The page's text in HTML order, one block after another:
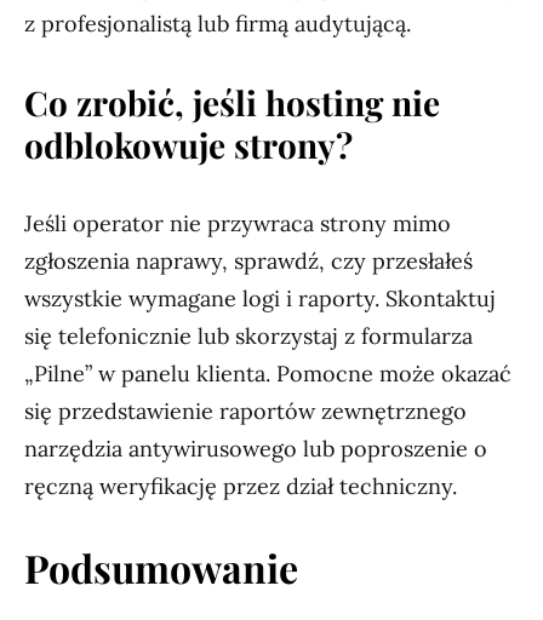
z profesjonalistą lub firmą audytującą.
Co zrobić, jeśli hosting nie
odblokowuje strony?
Jeśli operator nie przywraca strony mimo
zgłoszenia naprawy, sprawdź, czy przesłałeś
wszystkie wymagane logi i raporty. Skontaktuj
się telefonicznie lub skorzystaj z formularza
„Pilne” w panelu klienta. Pomocne może okazać
się przedstawienie raportów zewnętrznego
narzędzia antywirusowego lub poproszenie o
ręczną weryfikację przez dział techniczny.
Podsumowanie